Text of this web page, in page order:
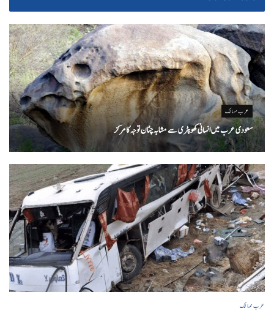
عرب ممالک
سعودی عرب میں انسانی کھوپٹری سے مشابہ چٹان توجہ کا مرکز
عرب ممالک